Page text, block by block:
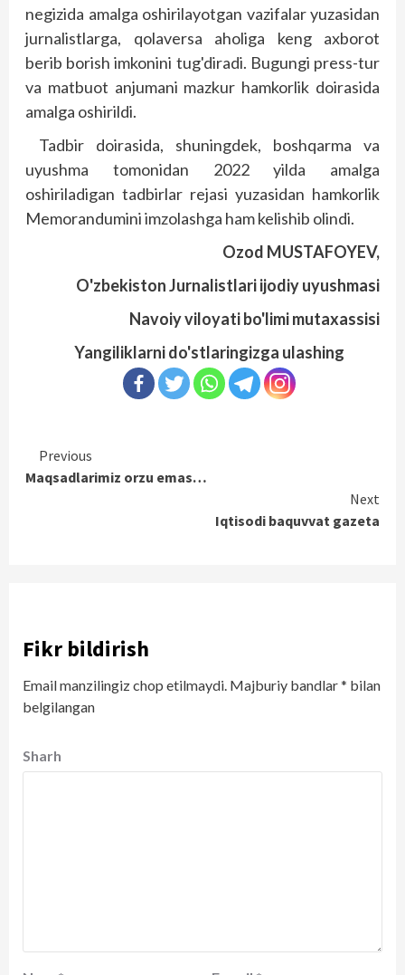
negizida amalga oshirilayotgan vazifalar yuzasidan
jurnalistlarga, qolaversa aholiga keng axborot
berib borish imkonini tug'diradi. Bugungi press-tur
va matbuot anjumani mazkur hamkorlik doirasida
amalga oshirildi.
Tadbir doirasida, shuningdek, boshqarma va
uyushma tomonidan 2022 yilda amalga
oshiriladigan tadbirlar rejasi yuzasidan hamkorlik
Memorandumini imzolashga ham kelishib olindi.
Ozod MUSTAFOYEV,
O'zbekiston Jurnalistlari ijodiy uyushmasi
Navoiy viloyati bo'limi mutaxassisi
Yangiliklarni do'stlaringizga ulashing
Continue
Reading
Previous
Maqsadlarimiz orzu emas…
Next
Iqtisodi baquvvat gazeta
Fikr bildirish
Email manzilingiz chop etilmaydi. Majburiy bandlar* bilan
belgilangan
Sharh